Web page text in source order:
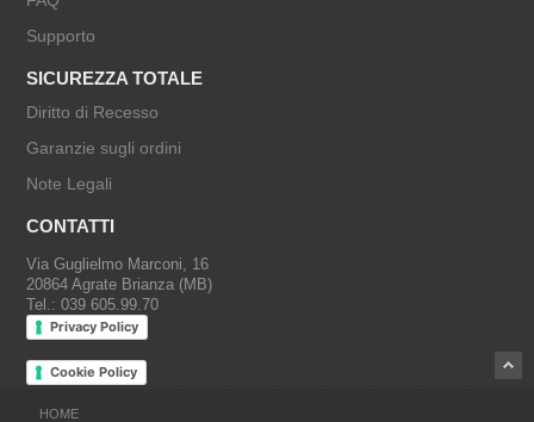
Supporto
SICUREZZA TOTALE
Diritto di Recesso
Garanzie sugli ordini
Note Legali
CONTATTI
Via Guglielmo Marconi, 16
20864 Agrate Brianza (MB)
Tel.: 039 605.99.70
Privacy Policy
Cookie Policy
HOME